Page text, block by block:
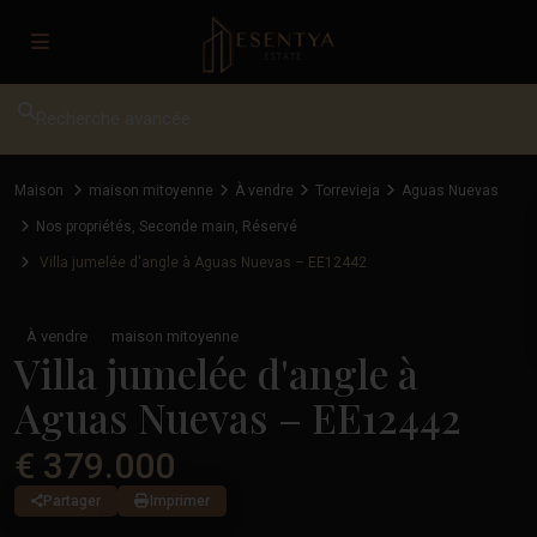
Maison maison mitoyenne À vendre Torrevieja Aguas Nuevas
Nos propriétés, Seconde main, Réservé
Villa jumelée d'angle à Aguas Nuevas – EE12442
À vendre maison mitoyenne
Villa jumelée d'angle à
Aguas Nuevas – EE12442
€ 379.000
Partager Imprimer